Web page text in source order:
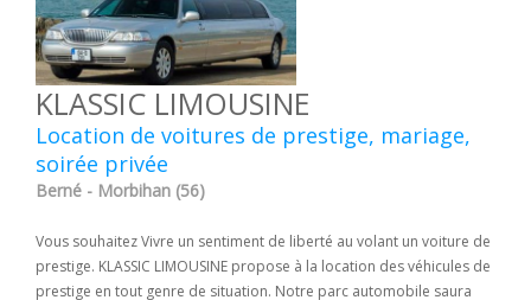
KLASSIC LIMOUSINE
Location de voitures de prestige, mariage,
soirée privée
Berné - Morbihan (56)
Vous souhaitez Vivre un sentiment de liberté au volant un voiture de
prestige. KLASSIC LIMOUSINE propose à la location des véhicules de
prestige en tout genre de situation. Notre parc automobile saura